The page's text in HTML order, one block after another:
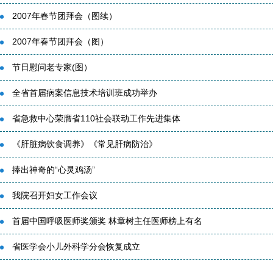
2007年春节团拜会（图续）
2007年春节团拜会（图）
节日慰问老专家(图）
全省首届病案信息技术培训班成功举办
省急救中心荣膺省110社会联动工作先进集体
《肝脏病饮食调养》《常见肝病防治》
捧出神奇的“心灵鸡汤”
我院召开妇女工作会议
首届中国呼吸医师奖颁奖 林章树主任医师榜上有名
省医学会小儿外科学分会恢复成立